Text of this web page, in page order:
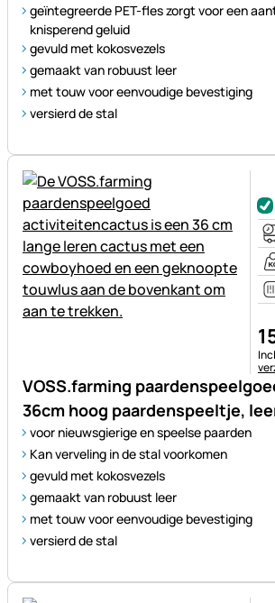
geïntegreerde PET-fles zorgt voor een
knisperend geluid
gevuld met kokosvezels
gemaakt van robuust leer
met touw voor eenvoudige bevestiging
versierd de stal
VOSS.farming
36cm hoog paardenspeeltje,
voor nieuwsgierige en speelse paarden
Kan verveling in de stal voorkomen
gevuld met kokosvezels
gemaakt van robuust leer
met touw voor eenvoudige bevestiging
versierd de stal